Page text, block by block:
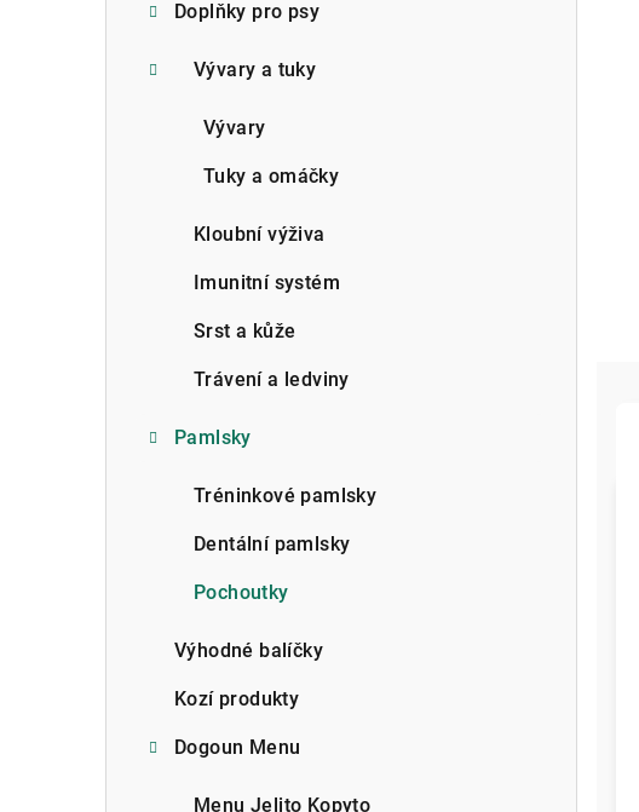
Doplňky pro psy
Vývary a tuky
Vývary
Tuky a omáčky
Kloubní výživa
Imunitní systém
Srst a kůže
Trávení a ledviny
Pamlsky
Tréninkové pamlsky
Dentální pamlsky
Pochoutky
Výhodné balíčky
Kozí produkty
Dogoun Menu
Menu Jelito Kopyto